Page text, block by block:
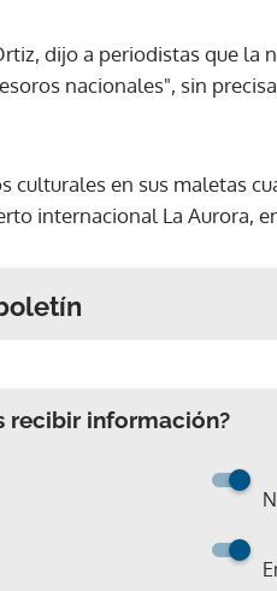
dijo a periodistas que
nacionales", sin
culturales en sus maletas
internacional La Aurora,
recibir información?